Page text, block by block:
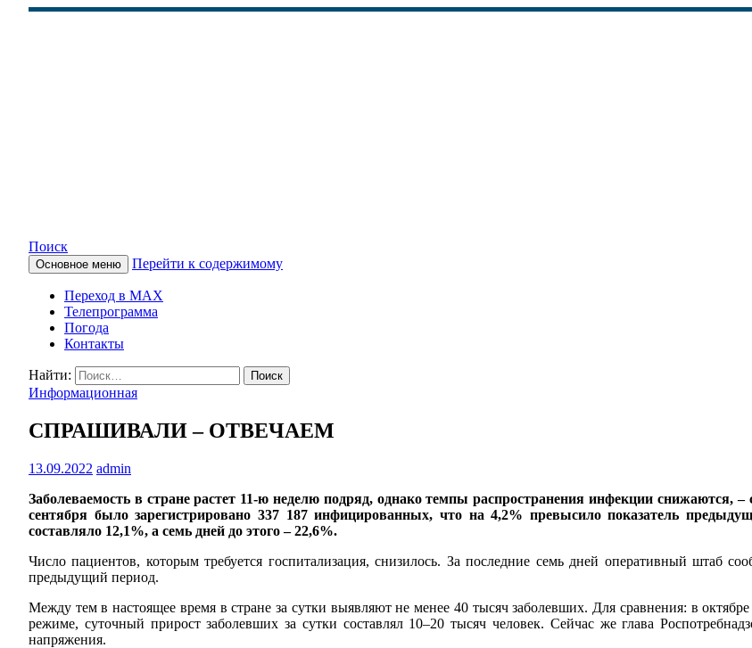
КАМЧАТСКОЕ ИНФОРМАЦИОННОЕ АГЕНТСТВО
Поиск
Основное меню Перейти к содержимому
Переход в MAX
Телепрограмма
Погода
Контакты
Найти:
Информационная
СПРАШИВАЛИ – ОТВЕЧАЕМ
13.09.2022 admin
Заболеваемость в стране растет 11-ю неделю подряд, однако темпы распространения инфекции снижаются,
сентября было зарегистрировано 337 187 инфицированных, что на 4,2% превысило показатель
составляло 12,1%, а семь дней до этого – 22,6%.
Число пациентов, которым требуется госпитализация, снизилось. За последние семь дней оперативный штаб
предыдущий период.
Между тем в настоящее время в стране за сутки выявляют не менее 40 тысяч заболевших. Для сравнения: в
режиме, суточный прирост заболевших за сутки составлял 10–20 тысяч человек. Сейчас же глава
напряжения.